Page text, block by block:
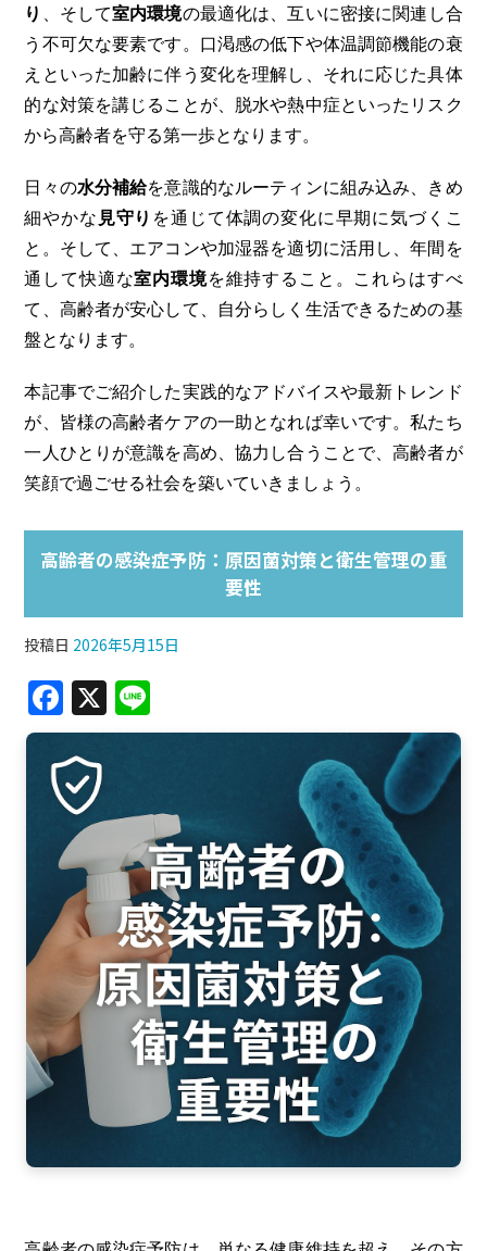
り
、そして室内環境の最適化は、互いに密接に関連し合
う不可欠な要素です。口渇感の低下や体温調節機能の衰
えといった加齢に伴う変化を理解し、それに応じた具体
的な対策を講じることが、脱水や熱中症といったリスク
から高齢者を守る第一歩となります。
日々の水分補給を意識的なルーティンに組み込み、きめ
細やかな 見守り を通じて体調の変化に早期に気づくこ
と。そして、エアコンや加湿器を適切に活用し、年間を
通して快適な室内環境を維持すること。これらはすべ
て、高齢者が安心して、自分らしく生活できるための基
盤となります。
本記事でご紹介した実践的なアドバイスや最新トレンド
が、皆様の高齢者ケアの一助となれば幸いです。私たち
一人ひとりが意識を高め、協力し合うことで、高齢者が
笑顔で過ごせる社会を築いていきましょう。
高齢者の感染症予防：原因菌対策と衛生管理の重
要性
投稿日 2026年5月15日
F
a
c
e
b
o
o
k
X
n